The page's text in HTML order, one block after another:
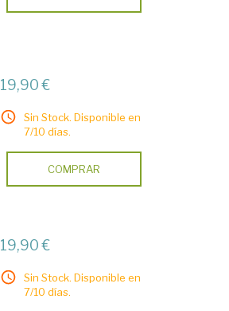
19,90 €
Sin Stock. Disponible en
7/10 días.
COMPRAR
19,90 €
Sin Stock. Disponible en
7/10 días.